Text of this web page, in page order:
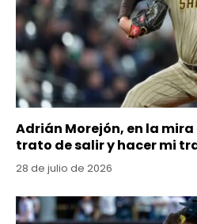
Adrián Morejón, en la
trato de salir y hacer mi
28 de julio de 2026